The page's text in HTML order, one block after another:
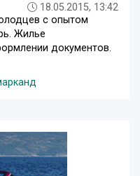
18.05.2015, 13:42
с опытом
Жилье
документов.